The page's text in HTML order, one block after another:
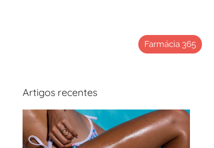
Farmácia 365
Artigos recentes